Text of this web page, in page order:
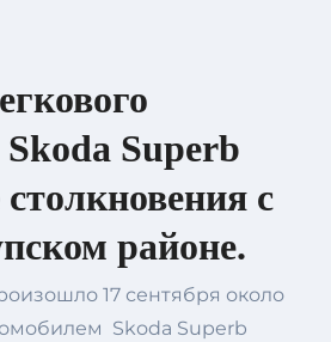
Superb
с
районе.
17 сентября около
Skoda Superb